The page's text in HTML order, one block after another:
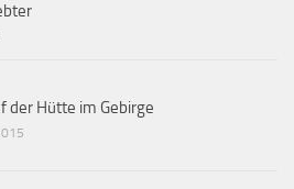
der Hütte im Gebirge